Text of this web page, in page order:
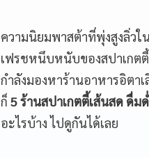
ความนิยมพาสต้าที่พุ่งสูงลิ่วใ
เฟรชหนึบหนับของสปาเกต
กำลังมองหาร้านอาหารอิตา
ก็ 5 ร้านสปาเกตตี้เส้นสด ดื่ม
อะไรบ้าง ไปดูกันได้เลย